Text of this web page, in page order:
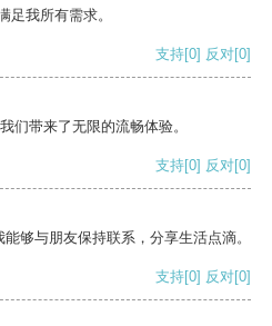
足我所有需求。
支持[0] 反对[0]
们带来了无限的流畅体验。
支持[0] 反对[0]
够与朋友保持联系，分享生活点滴。
支持[0] 反对[0]